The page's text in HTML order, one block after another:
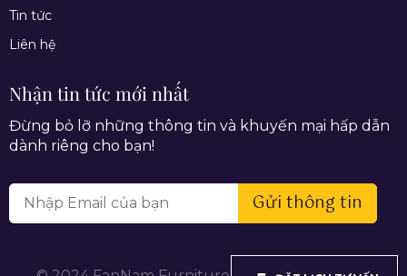
Tin tức
Liên hệ
Nhận tin tức mới nhất
Đừng bỏ lỡ những thông tin và khuyến mại hấp dẫn
dành riêng cho bạn!
Gửi thông tin